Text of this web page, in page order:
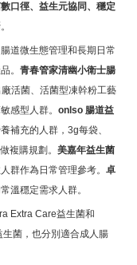
口徑、益生元協同、穩定
道微生態管理和長期日常
。 青春管家清幽小衛士腸
活菌、活菌型凍幹粉工藝
感型人群。 onlso 腸道益
補充的人群，3g每袋、
複購規劃。 美嘉年益生菌
群作為日常管理參考。 卓
溫穩定需求人群。
Extra Care益生菌和
菌，也分別適合成人腸